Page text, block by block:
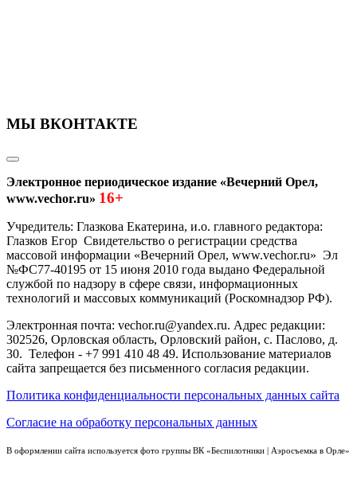
МЫ ВКОНТАКТЕ
Электронное периодическое издание «Вечерний Орел,
www.vechor.ru» 16+
Учредитель: Глазкова Екатерина, и.о. главного редактора:
Глазков Егор Свидетельство о регистрации средства
массовой информации «Вечерний Орел, www.vechor.ru» Эл
№ФС77-40195 от 15 июня 2010 года выдано Федеральной
службой по надзору в сфере связи, информационных
технологий и массовых коммуникаций (Роскомнадзор РФ).
Электронная почта: vechor.ru@yandex.ru. Адрес редакции:
302526, Орловская область, Орловский район, с. Паслово, д.
30. Телефон - +7 991 410 48 49. Использование материалов
сайта запрещается без письменного согласия редакции.
Политика конфиденциальности персональных данных сайта
Согласие на обработку персональных данных
В оформлении сайта используется фото группы ВК «Беспилотники | Аэросъемка в Орле»